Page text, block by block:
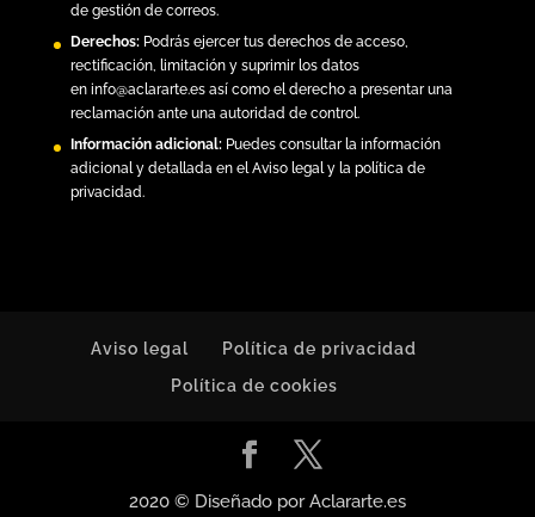
de gestión de correos.
Derechos: Podrás ejercer tus derechos de acceso,
rectificación, limitación y suprimir los datos
en info@aclararte.esasí como el derecho a presentar una
reclamación ante una autoridad de control.
Información adicional:Puedes consultar la información
adicional y detallada en el Aviso legal y la política de
privacidad .
Aviso legal
Política de privacidad
Política de cookies
2020 © Diseñado por Aclararte.es